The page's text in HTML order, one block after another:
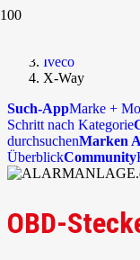
Iveco
X-Way
Such-AppMarke +
Schritt nach Kategorie
durchsuchenMarken
ÜberblickCommunity
OBD-